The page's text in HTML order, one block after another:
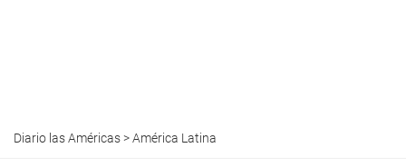
Diario las Américas>América Latina